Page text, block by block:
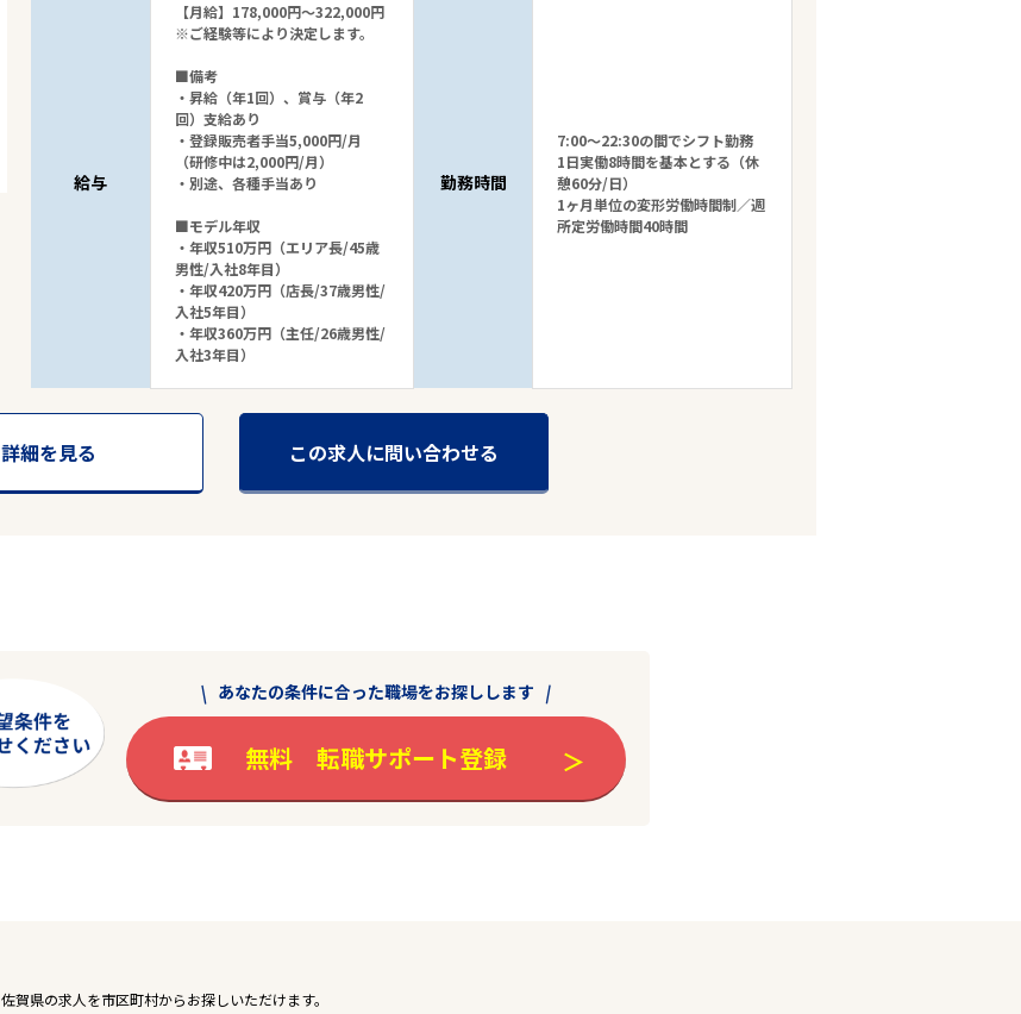
駅から探す
給与
【月給】178,000円～322,000円
※ご経験等により決定します。
■備考
・昇給（年1回）、賞与（年2
回）支給あり
・登録販売者手当5,000円/月
（研修中は2,000円/月）
・別途、各種手当あり
■モデル年収
・年収510万円（エリア長/45歳
男性/入社8年目）
・年収420万円（店長/37歳男性/
入社5年目）
・年収360万円（主任/26歳男性/
入社3年目）
勤務時間
7:00～22:30の間でシフト勤務
1日実働8時間を基本とする（休
憩60分/日）
1ヶ月単位の変形労働時間制／週
所定労働時間40時間
詳細を見る この求人に問い合わせる
あなたの条件に合った職場をお探しします
無料 転職サポート登録
佐賀県の求人を市区町村からお探しいただけます。